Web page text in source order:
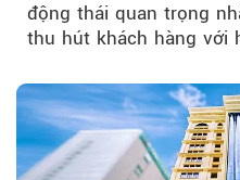
động thái quan trọng
thu hút khách hàng với